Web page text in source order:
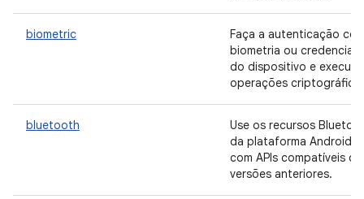
biometric
Faça a autenticação
biometria ou credenciais
do dispositivo e execute
operações
bluetooth
Use os recursos
da plataforma Android
com APIs compatíveis
versões anteriores.